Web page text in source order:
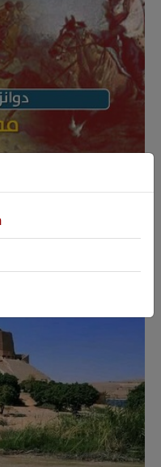
داستانی دوانزە